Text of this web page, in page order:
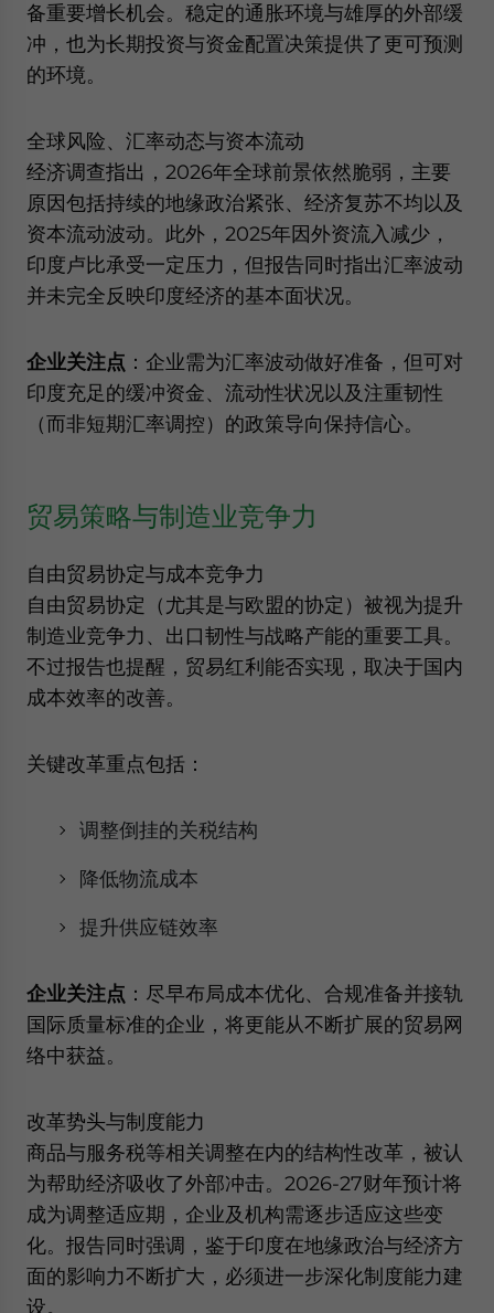
备重要增长机会。稳定的通胀环境与雄厚的外部缓
冲，也为长期投资与资金配置决策提供了更可预测
的环境。
全球风险、汇率动态与资本流动
经济调查指出，2026年全球前景依然脆弱，主要
原因包括持续的地缘政治紧张、经济复苏不均以及
资本流动波动。此外，2025年因外资流入减少，
印度卢比承受一定压力，但报告同时指出汇率波动
并未完全反映印度经济的基本面状况。
企业关注点 ：企业需为汇率波动做好准备，但可对
印度充足的缓冲资金、流动性状况以及注重韧性
（而非短期汇率调控）的政策导向保持信心。
贸易策略与制造业竞争力
自由贸易协定与成本竞争力
自由贸易协定（尤其是与欧盟的协定）被视为提升
制造业竞争力、出口韧性与战略产能的重要工具。
不过报告也提醒，贸易红利能否实现，取决于国内
成本效率的改善。
关键改革重点包括：
调整倒挂的关税结构
降低物流成本
提升供应链效率
企业关注点 ：尽早布局成本优化、合规准备并接轨
国际质量标准的企业，将更能从不断扩展的贸易网
络中获益。
改革势头与制度能力
商品与服务税等相关调整在内的结构性改革，被认
为帮助经济吸收了外部冲击。2026-27财年预计将
成为调整适应期，企业及机构需逐步适应这些变
化。报告同时强调，鉴于印度在地缘政治与经济方
面的影响力不断扩大，必须进一步深化制度能力建
设。